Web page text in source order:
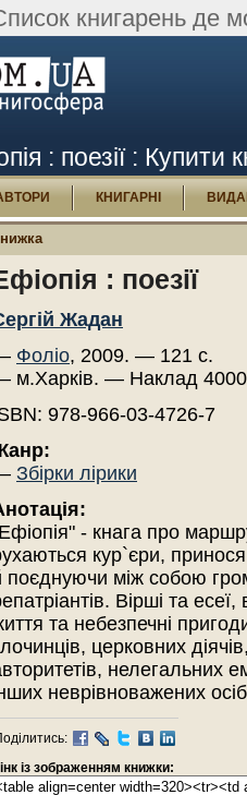
книгарень де
: поезії : Купити
КНИГАРНІ
: поезії
Жадан
Фоліо, 2009. — 121 с.
м.Харків. — Наклад
978-966-03-4726-7
Збірки лірики
- кнага про
кур`єри,
поєднуючи між собою
Вірші та
та небезпечні
церковних
нелегальних
неврівноважених
із зображенням книжки: